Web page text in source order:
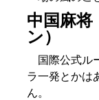
中国麻将
ン）
国際公式ル
ラ一発とかは
ん。